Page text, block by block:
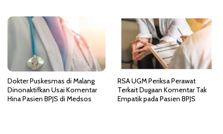
Dokter Puskesmas di Malang
Dinonaktifkan Usai Komentar
Hina Pasien BPJS di Medsos
RSA UGM Periksa Perawat
Terkait Dugaan Komentar Tak
Empatik pada Pasien BPJS